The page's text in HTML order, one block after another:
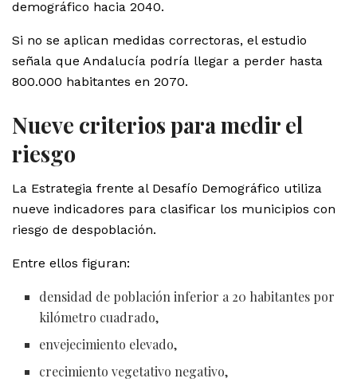
demográfico hacia 2040.
Si no se aplican medidas correctoras, el estudio
señala que Andalucía podría llegar a perder hasta
800.000 habitantes en 2070.
Nueve criterios para medir el
riesgo
La Estrategia frente al Desafío Demográfico utiliza
nueve indicadores para clasificar los municipios con
riesgo de despoblación.
Entre ellos figuran:
densidad de población inferior a 20 habitantes por
kilómetro cuadrado,
envejecimiento elevado,
crecimiento vegetativo negativo,